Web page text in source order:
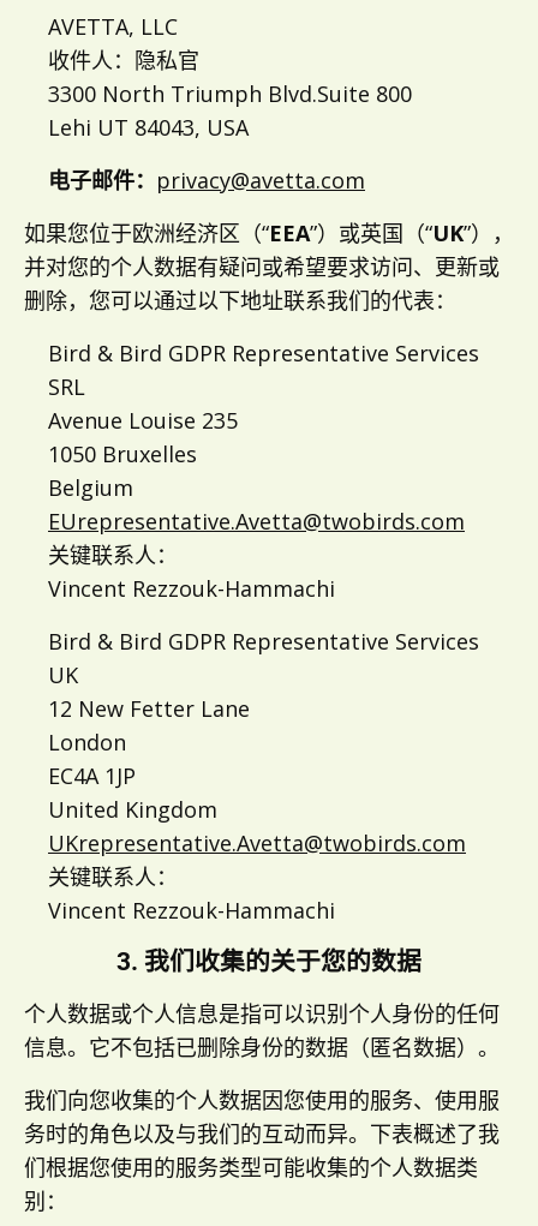
AVETTA, LLC
收件人：隐私官
3300 North Triumph Blvd.Suite 800
Lehi UT 84043, USA
电子邮件： privacy@avetta.com
如果您位于欧洲经济区（“EEA”）或英国（“UK”），
并对您的个人数据有疑问或希望要求访问、更新或
删除，您可以通过以下地址联系我们的代表：
Bird & Bird GDPR Representative Services
SRL
Avenue Louise 235
1050 Bruxelles
Belgium
EUrepresentative.Avetta@twobirds.com
关键联系人：
Vincent Rezzouk-Hammachi
Bird & Bird GDPR Representative Services
UK
12 New Fetter Lane
London
EC4A 1JP
United Kingdom
UKrepresentative.Avetta@twobirds.com
关键联系人：
Vincent Rezzouk-Hammachi
3. 我们收集的关于您的数据
个人数据或个人信息是指可以识别个人身份的任何
信息。它不包括已删除身份的数据（匿名数据）。
我们向您收集的个人数据因您使用的服务、使用服
务时的角色以及与我们的互动而异。下表概述了我
们根据您使用的服务类型可能收集的个人数据类
别：